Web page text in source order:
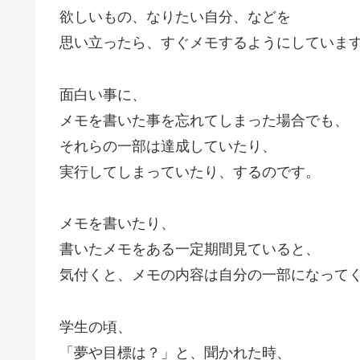
欲しいもの、なりたい自分、などを
思い立ったら、すぐメモするようにしています
面白い事に、
メモを書いた事を忘れてしまった場合でも、
それらの一部は達成していたり、
実行してしまっていたり、するのです。
メモを書いたり、
書いたメモをある一定期間見ていると、
気付くと、メモの内容は自分の一部になってく
学生の頃、
「夢や目標は？」と、聞かれた時、